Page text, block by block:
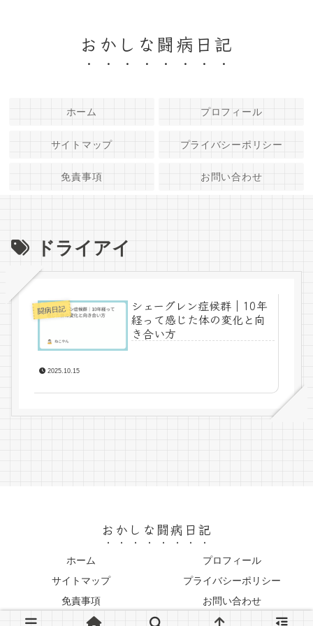
おかしな闘病日記
ホーム プロフィール
サイトマップ プライバシーポリシー
免責事項 お問い合わせ
ドライアイ
闘病日記
シェーグレン症候群｜10年
経って感じた体の変化と向
き合い方
2025.10.15
おかしな闘病日記
ホーム
プロフィール
サイトマップ
プライバシーポリシー
免責事項
お問い合わせ